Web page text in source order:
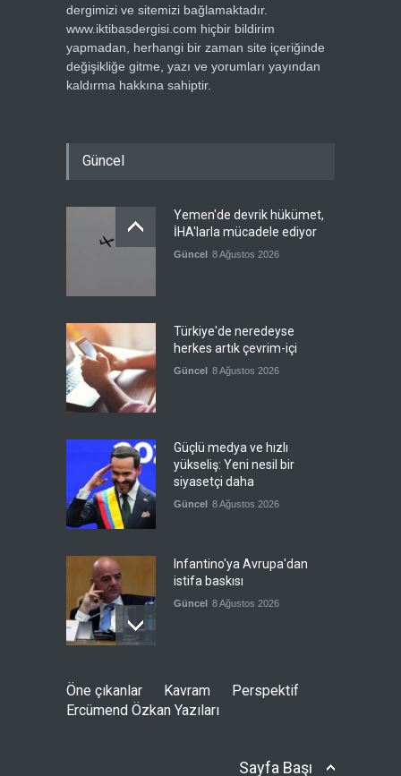
dergimizi ve sitemizi bağlamaktadır.
www.iktibasdergisi.com hiçbir bildirim
yapmadan, herhangi bir zaman site içeriğinde
değişikliğe gitme, yazı ve yorumları yayından
kaldırma hakkına sahiptir.
Güncel
Yemen'de devrik hükümet,
İHA'larla mücadele ediyor
Güncel 8 Ağustos 2026
Türkiye'de neredeyse
herkes artık çevrim-içi
Güncel 8 Ağustos 2026
Güçlü medya ve hızlı
yükseliş: Yeni nesil bir
siyasetçi daha
Güncel 8 Ağustos 2026
Infantino'ya Avrupa'dan
istifa baskısı
Güncel 8 Ağustos 2026
Kolombiya, solcu Petro'nun
yerine aşırı sağcı Espriella'yı
getirdi
Öne çıkanlar Kavram
Perspektif
Ercümend Özkan Yazıları
Sayfa Başı